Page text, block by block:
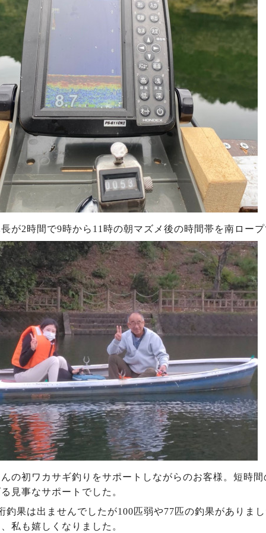
が2時間で9時から11時の朝マズメ後の時間帯を南ロープ
の初ワカサギ釣りをサポートしながらのお客様。短時
見事なサポートでした。
釣果は出ませんでしたが100匹弱や77匹の釣果がありま
私も嬉しくなりました。